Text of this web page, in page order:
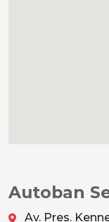
Autoban
Av. Pres.